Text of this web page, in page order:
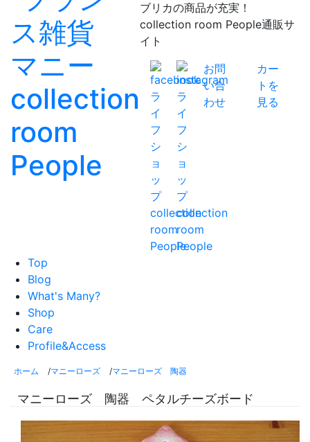
ブリカの商品が充実！
collection room People通販サ
イト
お問
い合
わせ
カー
トを
見る
Top
Blog
What's Many?
Shop
Care
Profile&Access
ホーム /マニーローズ /マニーローズ 陶器
マニーローズ 陶器 ペタルチーズボード